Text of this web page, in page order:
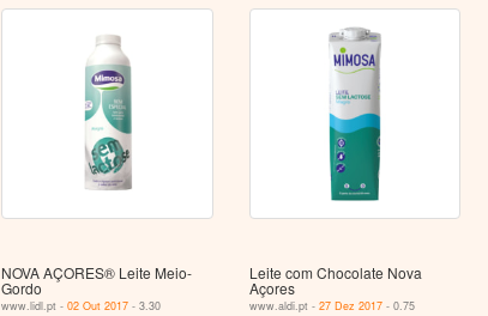
NOVA AÇORES® Leite Meio-
Gordo
www.lidl.pt - 02 Out 2017- 3.30
Leite com Chocolate Nova
Açores
www.aldi.pt - 27 Dez 2017- 0.75